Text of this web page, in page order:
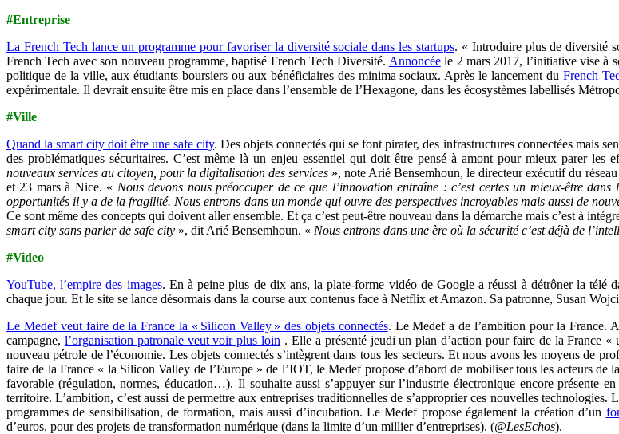
#Entreprise
La French Tech lance un programme pour favoriser la diversité sociale dans les startups. « Introduire plus de diversité
French Tech avec son nouveau programme, baptisé French Tech Diversité. Annoncéele 2 mars 2017, l’initiative vise à
politique de la ville, aux étudiants boursiers ou aux bénéficiaires des minima sociaux. Après le lancement du French
expérimentale. Il devrait ensuite être mis en place dans l’ensemble de l’Hexagone, dans les écosystèmes labellisés
#Ville
Quand la smart city doit être une safe city. Des objets connectés qui se font pirater, des infrastructures connectées mais
des problématiques sécuritaires. C’est même là un enjeu essentiel qui doit être pensé à amont pour mieux parer les
nouveaux services au citoyen, pour la digitalisation des services », note Arié Bensemhoun, le directeur exécutif du
et 23 mars à Nice. « Nous devons nous préoccuper de ce que l’innovation entraîne : c’est certes un mieux-être
opportunités il y a de la fragilité. Nous entrons dans un monde qui ouvre des perspectives incroyables mais aussi de
Ce sont même des concepts qui doivent aller ensemble. Et ça c’est peut-être nouveau dans la démarche mais c’est à
smart city sans parler de safe city », dit Arié Bensemhoun. « Nous entrons dans une ère où la sécurité c’est déjà de
#Video
YouTube, l’empire des images. En à peine plus de dix ans, la plate-forme vidéo de Google a réussi à détrôner la télé
chaque jour. Et le site se lance désormais dans la course aux contenus face à Netflix et Amazon. Sa patronne, Susan
Le Medef veut faire de la France la « Silicon Valley » des objets connectés. Le Medef a de l’ambition pour la France.
campagne, l’organisation patronale veut voir plus loin . Elle a présenté jeudi un plan d’action pour faire de la France
nouveau pétrole de l’économie. Les objets connectés s’intègrent dans tous les secteurs. Et nous avons les moyens de
faire de la France « la Silicon Valley de l’Europe » de l’IOT, le Medef propose d’abord de mobiliser tous les acteurs
favorable (régulation, normes, éducation…). Il souhaite aussi s’appuyer sur l’industrie électronique encore présente
territoire. L’ambition, c’est aussi de permettre aux entreprises traditionnelles de s’approprier ces nouvelles
programmes de sensibilisation, de formation, mais aussi d’incubation. Le Medef propose également la création d’un
d’euros, pour des projets de transformation numérique (dans la limite d’un millier d’entreprises). (@LesEchos).